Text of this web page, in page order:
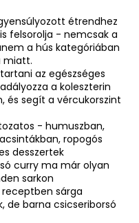
étrendhez
felsorolja - nemcsak a
a hús kategóriában
miatt.
az egészséges
a koleszterin
és segít a vércukorszint
- humuszban,
ropogós
desszertek
curry ma már olyan
sarkon
sárga
de barna csicseriborsó